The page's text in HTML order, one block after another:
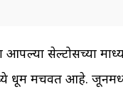
आपल्या सेल्टोसच्या
धूम मचवत आहे.